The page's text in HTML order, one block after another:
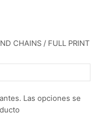
CHAINS / FULL PRINT
Las opciones se